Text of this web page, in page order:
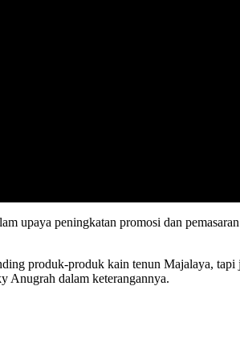
upaya peningkatan promosi dan
produk-produk kain tenun Majalaya, tapi
Anugrah dalam keterangannya.